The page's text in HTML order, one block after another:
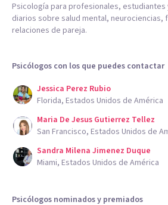
Psicología para profesionales, estudiantes
diarios sobre salud mental, neurociencias,
relaciones de pareja.
Psicólogos con los que puedes contactar
Jessica Perez Rubio
Florida, Estados Unidos de América
Maria De Jesus Gutierrez Tellez
San Francisco, Estados Unidos de
Sandra Milena Jimenez Duque
Miami, Estados Unidos de América
Psicólogos nominados y premiados